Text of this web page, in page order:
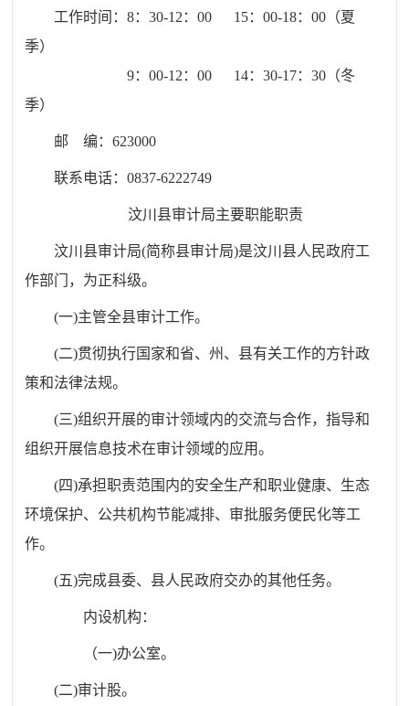
工作时间：8：30-12：00 15：00-18：00（夏
季）
9：00-12：00 14：30-17：30（冬
季）
邮 编：623000
联系电话：0837-6222749
汶川县审计局主要职能职责
汶川县审计局(简称县审计局)是汶川县人民政府工
作部门，为正科级。
(一)主管全县审计工作。
(二)贯彻执行国家和省、州、县有关工作的方针政
策和法律法规。
(三)组织开展的审计领域内的交流与合作，指导和
组织开展信息技术在审计领域的应用。
(四)承担职责范围内的安全生产和职业健康、生态
环境保护、公共机构节能减排、审批服务便民化等工
作。
(五)完成县委、县人民政府交办的其他任务。
内设机构：
（一)办公室。
(二)审计股。